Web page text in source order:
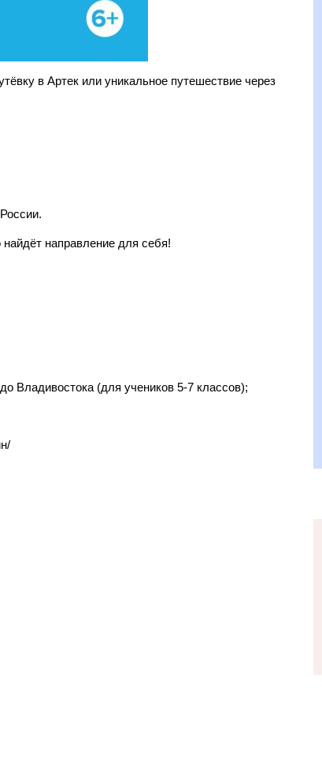
в Артек или уникальное путешествие через
направление для себя!
Владивостока (для учеников 5-7 классов);